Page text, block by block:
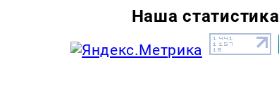
Наша статистика